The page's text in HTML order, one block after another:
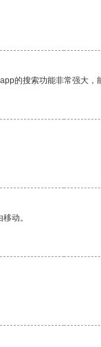
的搜索功能非常强大，
动。